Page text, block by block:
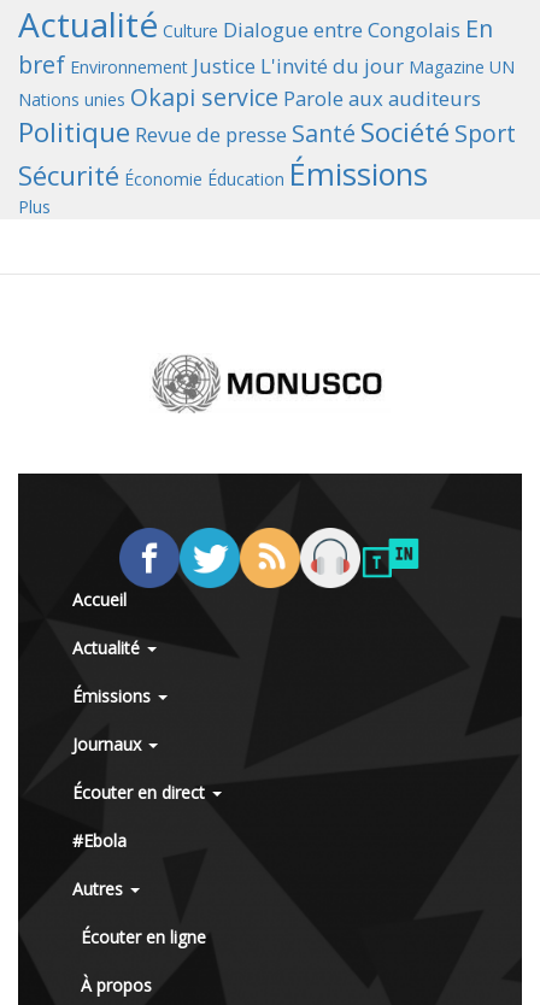
Actualité Culture Dialogue entre Congolais En
bref Environnement Justice L'invité du jour Magazine UN
Nations unies Okapi service Parole aux auditeurs
Politique Revue de presse Santé Société Sport
Sécurité Économie Éducation Émissions
Plus
Accueil
Actualité
Émissions
Journaux
Écouter en direct
#Ebola
Autres
Écouter en ligne
À propos